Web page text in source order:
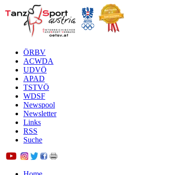
ÖRBV
ACWDA
UDVÖ
APAD
TSTVÖ
WDSF
Newspool
Newsletter
Links
RSS
Suche